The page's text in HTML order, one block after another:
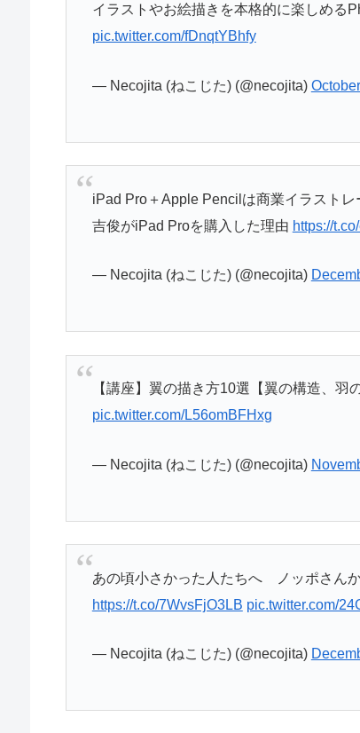
イラストやお絵描きを本格的に楽しめる
pic.twitter.com/fDnqtYBhfy
— Necojita (ねこじた) (@necojita)
iPad Pro＋Apple Pencilは商業イラスト
吉俊がiPad Proを購入した理由 https://
— Necojita (ねこじた) (@necojita)
【講座】翼の描き方10選【翼の構造、羽
pic.twitter.com/L56omBFHxg
— Necojita (ねこじた) (@necojita)
あの頃小さかった人たちへ ノッポさん
https://t.co/7WvsFjO3LB pic.twitter.com/
— Necojita (ねこじた) (@necojita)